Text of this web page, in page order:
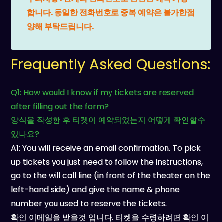
합니다. 동일한 전화번호로 중복 예약은 불가한점
양해 부탁드립니다.
Frequently Asked Questions:
Q1: How would I know if my tickets are reserved
after filling out the form?
양식을 작성한 후 티켓이 예약되었는지 어떻게 확인할수
있나요?
A1: You will receive an email confirmation. To pick
up tickets you just need to follow the instructions,
go to the will call line (in front of the theater on the
left-hand side) and give the name & phone
number you used to reserve the tickets.
확인 이메일을 받을것 입니다. 티켓을 수령하려면 확인 이